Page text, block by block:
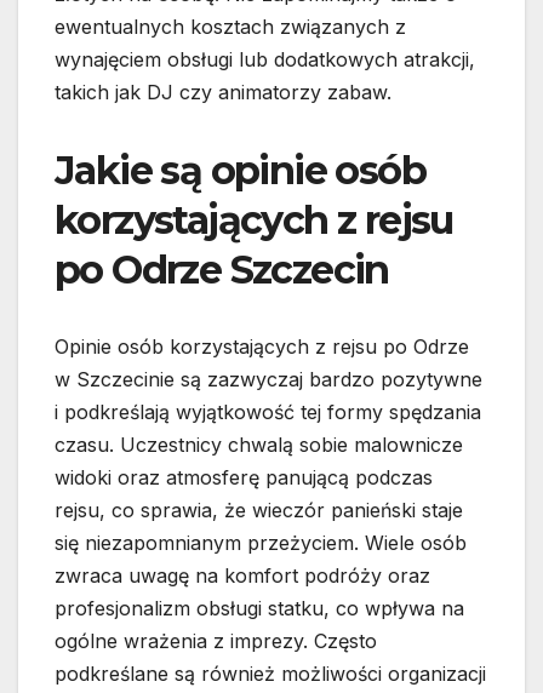
ewentualnych kosztach związanych z
wynajęciem obsługi lub dodatkowych atrakcji,
takich jak DJ czy animatorzy zabaw.
Jakie są opinie osób
korzystających z rejsu
po Odrze Szczecin
Opinie osób korzystających z rejsu po Odrze
w Szczecinie są zazwyczaj bardzo pozytywne
i podkreślają wyjątkowość tej formy spędzania
czasu. Uczestnicy chwalą sobie malownicze
widoki oraz atmosferę panującą podczas
rejsu, co sprawia, że wieczór panieński staje
się niezapomnianym przeżyciem. Wiele osób
zwraca uwagę na komfort podróży oraz
profesjonalizm obsługi statku, co wpływa na
ogólne wrażenia z imprezy. Często
podkreślane są również możliwości organizacji